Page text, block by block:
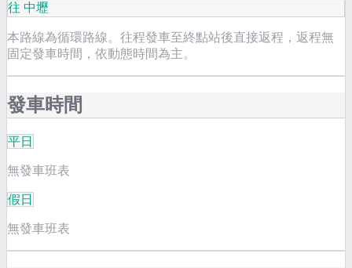
往 中壢
本路線為循環路線。往程發車至終點站後直接返程，返程無
固定發車時間，依動態時間為主。
發車時間
平日
無發車班表
假日
無發車班表